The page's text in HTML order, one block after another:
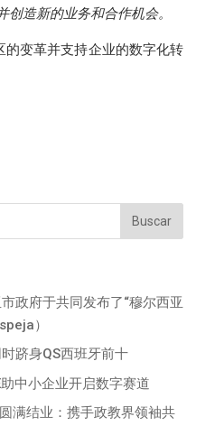
造新的业务和合作机会。
的变革并支持企业的数字化转
政府于共同发布了“穆尔西亚
）
跻身QS西班牙前十
中小企业开启数字赛道
满结业：携手政教界领袖共